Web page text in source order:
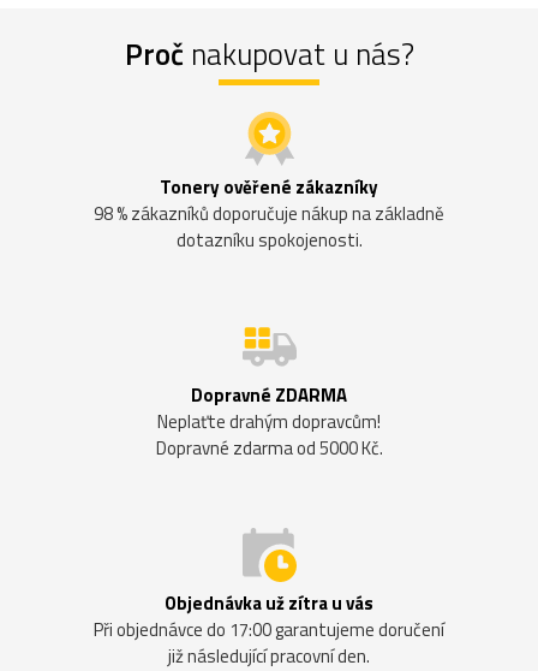
Proč nakupovat u nás?
Tonery ověřené zákazníky
98 % zákazníků doporučuje nákup na základně
dotazníku spokojenosti.
Dopravné ZDARMA
Neplaťte drahým dopravcům!
Dopravné zdarma od 5000 Kč.
Objednávka už zítra u vás
Při objednávce do 17:00 garantujeme doručení
již následující pracovní den.